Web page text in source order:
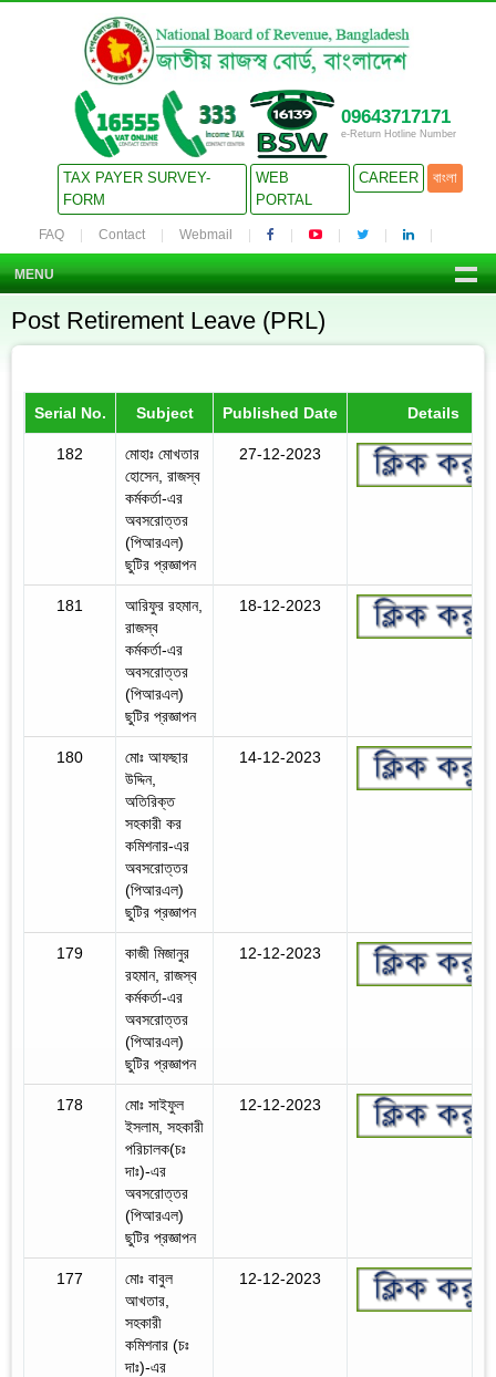
09643717171
e-Return Hotline Number
TAX PAYER SURVEY-
FORM
WEB
PORTAL
CAREER বাংলা
FAQ Contact Webmail
MENU
Post Retirement Leave (PRL)
Serial No. Subject Published Date Details
182
মোহাঃ মোখতার
হোসেন, রাজস্ব
কর্মকর্তা-এর
অবসরোত্তর
(পিআরএল)
ছুটির প্রজ্ঞাপন
27-12-2023
181
আরিফুর রহমান,
রাজস্ব
কর্মকর্তা-এর
অবসরোত্তর
(পিআরএল)
ছুটির প্রজ্ঞাপন
18-12-2023
180
মোঃ আফছার
উদ্দিন,
অতিরিক্ত
সহকারী কর
কমিশনার-এর
অবসরোত্তর
(পিআরএল)
ছুটির প্রজ্ঞাপন
14-12-2023
179
কাজী মিজানুর
রহমান, রাজস্ব
কর্মকর্তা-এর
অবসরোত্তর
(পিআরএল)
ছুটির প্রজ্ঞাপন
12-12-2023
178
মোঃ সাইফুল
ইসলাম, সহকারী
পরিচালক(চঃ
দাঃ)-এর
অবসরোত্তর
(পিআরএল)
ছুটির প্রজ্ঞাপন
12-12-2023
177
মোঃ বাবুল
আখতার,
সহকারী
কমিশনার (চঃ
দাঃ)-এর
12-12-2023